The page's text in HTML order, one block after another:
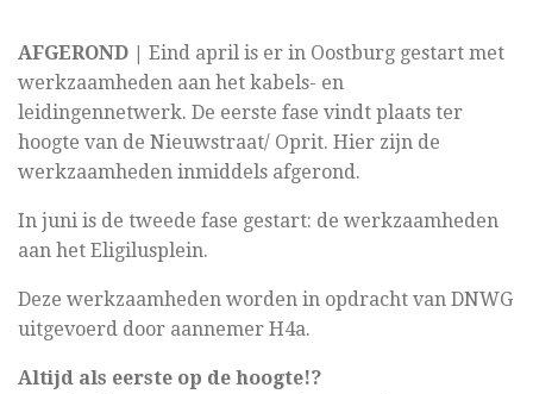
AFGEROND | Eind april is er in Oostburg gestart met
werkzaamheden aan het kabels- en
leidingennetwerk. De eerste fase vindt plaats ter
hoogte van de Nieuwstraat/ Oprit. Hier zijn de
werkzaamheden inmiddels afgerond.
In juni is de tweede fase gestart: de werkzaamheden
aan het Eligilusplein.
Deze werkzaamheden worden in opdracht van DNWG
uitgevoerd door aannemer H4a.
Altijd als eerste op de hoogte!?